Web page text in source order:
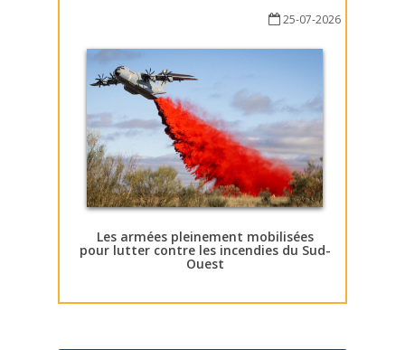
25-07-2026
Les armées pleinement mobilisées
pour lutter contre les incendies du Sud-
Ouest